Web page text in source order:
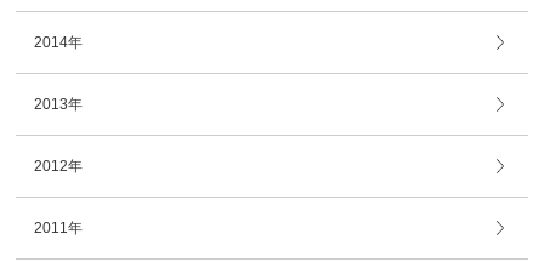
2014年
2013年
2012年
2011年